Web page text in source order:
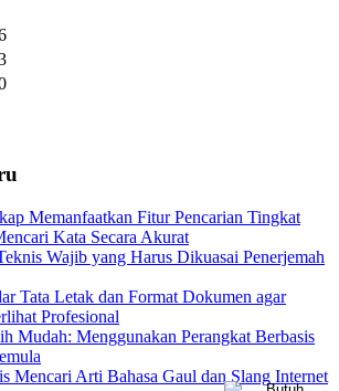
Memanfaatkan Fitur Pencarian Tingkat
Kata Secara Akurat
Wajib yang Harus Dikuasai Penerjemah
Tata Letak dan Format Dokumen agar
Profesional
Mudah: Menggunakan Perangkat Berbasis
Mencari Arti Bahasa Gaul dan Slang Internet